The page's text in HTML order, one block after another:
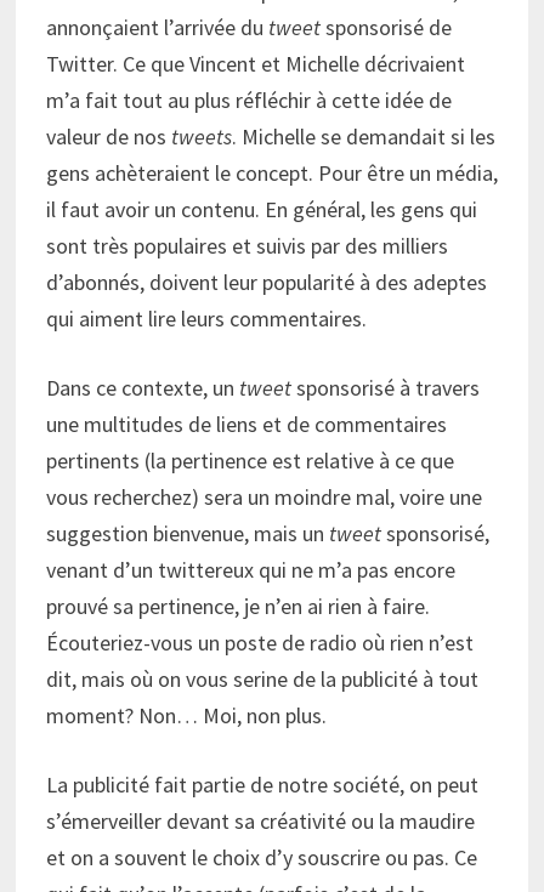
annonçaient l’arrivée du tweetsponsorisé de
Twitter. Ce que Vincent et Michelle décrivaient
m’a fait tout au plus réfléchir à cette idée de
valeur de nos tweets. Michelle se demandait si les
gens achèteraient le concept. Pour être un média,
il faut avoir un contenu. En général, les gens qui
sont très populaires et suivis par des milliers
d’abonnés, doivent leur popularité à des adeptes
qui aiment lire leurs commentaires.
Dans ce contexte, un tweetsponsorisé à travers
une multitudes de liens et de commentaires
pertinents (la pertinence est relative à ce que
vous recherchez) sera un moindre mal, voire une
suggestion bienvenue, mais un tweetsponsorisé,
venant d’un twittereux qui ne m’a pas encore
prouvé sa pertinence, je n’en ai rien à faire.
Écouteriez-vous un poste de radio où rien n’est
dit, mais où on vous serine de la publicité à tout
moment? Non… Moi, non plus.
La publicité fait partie de notre société, on peut
s’émerveiller devant sa créativité ou la maudire
et on a souvent le choix d’y souscrire ou pas. Ce